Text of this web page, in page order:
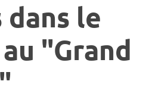
dans le
"Grand